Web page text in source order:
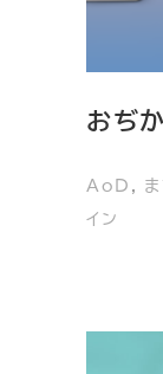
おぢ
AoD ,
イン